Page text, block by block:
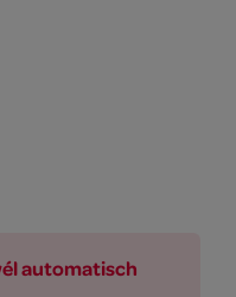
automatisch